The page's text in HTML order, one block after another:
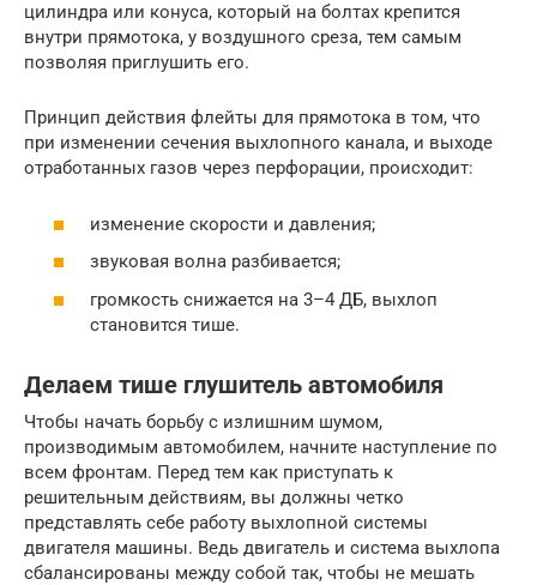
цилиндра или конуса, который на болтах крепится
внутри прямотока, у воздушного среза, тем самым
позволяя приглушить его.
Принцип действия флейты для прямотока в том, что
при изменении сечения выхлопного канала, и выходе
отработанных газов через перфорации, происходит:
изменение скорости и давления;
звуковая волна разбивается;
громкость снижается на 3–4 ДБ, выхлоп
становится тише.
Делаем тише глушитель автомобиля
Чтобы начать борьбу с излишним шумом,
производимым автомобилем, начните наступление по
всем фронтам. Перед тем как приступать к
решительным действиям, вы должны четко
представлять себе работу выхлопной системы
двигателя машины. Ведь двигатель и система выхлопа
сбалансированы между собой так, чтобы не мешать